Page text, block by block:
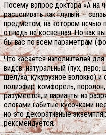
Посему вопрос доктора «А на
расценивать как глупый —
предметом, на котором ночью
отнюдь не косвенная. Но как
бы вас по всем параметрам
Что касается наполнителей
видов: натуральный (пух, перо,
шелуха, кукурузное волокно) и
полиэфир, комфорель,
разумеется, и варианты из
словами набитые кусочками
но это декоративные
рекомендуется.